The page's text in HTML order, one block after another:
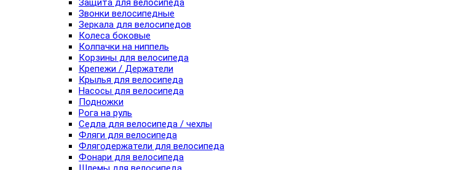
Защита для велосипеда
Звонки велосипедные
Зеркала для велосипедов
Колеса боковые
Колпачки на ниппель
Корзины для велосипеда
Крепежи / Держатели
Крылья для велосипеда
Насосы для велосипеда
Подножки
Рога на руль
Седла для велосипеда / чехлы
Фляги для велосипеда
Флягодержатели для велосипеда
Фонари для велосипеда